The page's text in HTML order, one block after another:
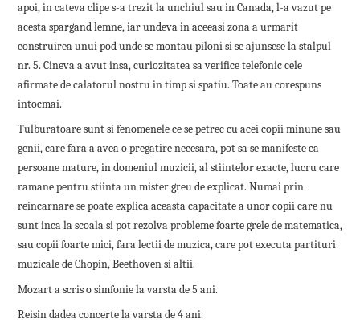
apoi, in cateva clipe s-a trezit la unchiul sau in Canada, l-a vazut pe
acesta spargand lemne, iar undeva in aceeasi zona a urmarit
construirea unui pod unde se montau piloni si se ajunsese la stalpul
nr. 5. Cineva a avut insa, curiozitatea sa verifice telefonic cele
afirmate de calatorul nostru in timp si spatiu. Toate au corespuns
intocmai.
Tulburatoare sunt si fenomenele ce se petrec cu acei copii minune sau
genii, care fara a avea o pregatire necesara, pot sa se manifeste ca
persoane mature, in domeniul muzicii, al stiintelor exacte, lucru care
ramane pentru stiinta un mister greu de explicat. Numai prin
reincarnare se poate explica aceasta capacitate a unor copii care nu
sunt inca la scoala si pot rezolva probleme foarte grele de matematica,
sau copii foarte mici, fara lectii de muzica, care pot executa partituri
muzicale de Chopin, Beethoven si altii.
Mozart a scris o simfonie la varsta de 5 ani.
Reisin dadea concerte la varsta de 4 ani.